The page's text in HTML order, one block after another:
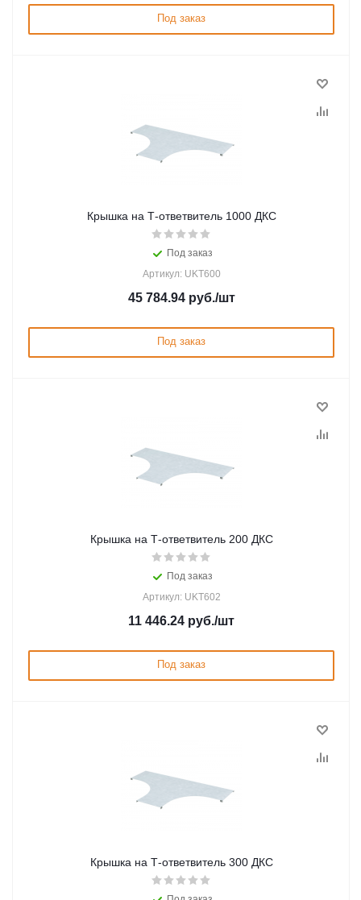
Под заказ
Крышка на Т-ответвитель 1000 ДКС
Под заказ
Артикул: UKT600
45 784.94руб./шт
Под заказ
Крышка на Т-ответвитель 200 ДКС
Под заказ
Артикул: UKT602
11 446.24 руб./шт
Под заказ
Крышка на Т-ответвитель 300 ДКС